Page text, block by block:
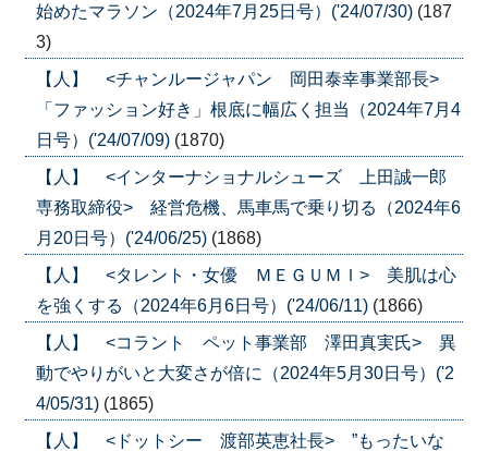
始めたマラソン（2024年7月25日号）('24/07/30) (187
3)
【人】 <チャンルージャパン 岡田泰幸事業部長>
「ファッション好き」根底に幅広く担当（2024年7月4
日号）('24/07/09) (1870)
【人】 <インターナショナルシューズ 上田誠一郎
専務取締役> 経営危機、馬車馬で乗り切る（2024年6
月20日号）('24/06/25) (1868)
【人】 <タレント・女優 ＭＥＧＵＭＩ> 美肌は心
を強くする（2024年6月6日号）('24/06/11) (1866)
【人】 <コラント ペット事業部 澤田真実氏> 異
動でやりがいと大変さが倍に（2024年5月30日号）('2
4/05/31) (1865)
【人】 <ドットシー 渡部英恵社長> ”もったいな